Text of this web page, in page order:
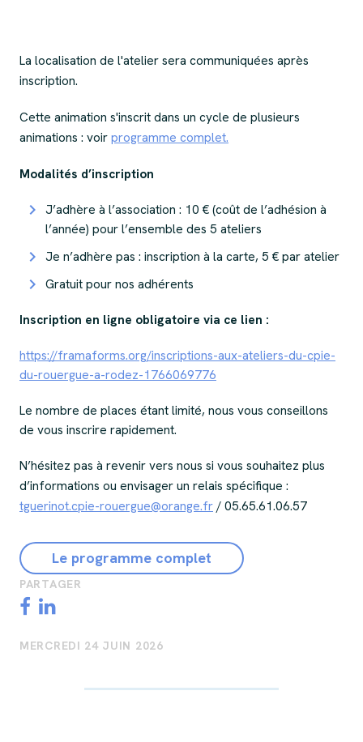
La localisation de l'atelier sera communiquées après
inscription.
Cette animation s'inscrit dans un cycle de plusieurs
animations : voir programme complet.
Modalités d’inscription
J’adhère à l’association : 10 € (coût de l’adhésion à
l’année) pour l’ensemble des 5 ateliers
Je n’adhère pas : inscription à la carte, 5 € par atelier
Gratuit pour nos adhérents
Inscription en ligne obligatoire via ce lien :
https://framaforms.org/inscriptions-aux-ateliers-du-cpie-
du-rouergue-a-rodez-1766069776
Le nombre de places étant limité, nous vous conseillons
de vous inscrire rapidement.
N’hésitez pas à revenir vers nous si vous souhaitez plus
d’informations ou envisager un relais spécifique :
tguerinot.cpie-rouergue@orange.fr / 05.65.61.06.57
Le programme complet
PARTAGER
MERCREDI 24 JUIN 2026